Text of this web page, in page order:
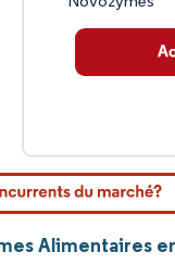
Alimentaires